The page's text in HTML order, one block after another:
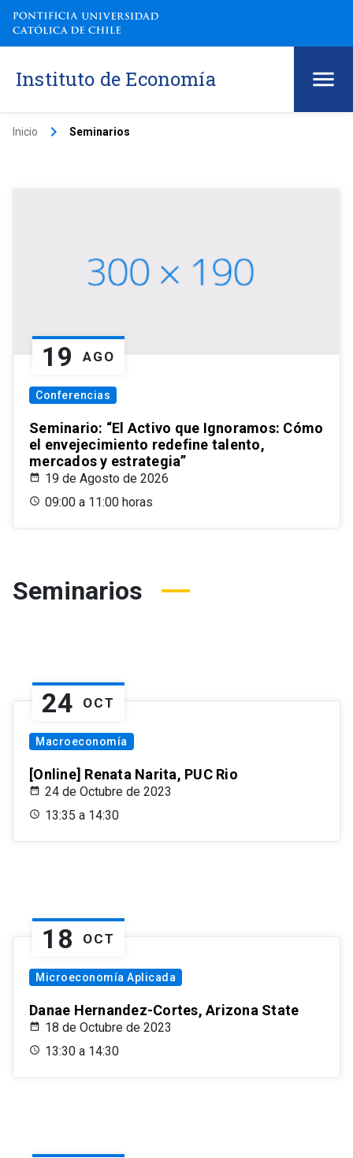
Instituto de Economía
Inicio keyboard_arrow_right Seminarios
19 AGO
Conferencias
Seminario: “El Activo que Ignoramos: Cómo
el envejecimiento redefine talento,
mercados y estrategia”
19 de Agosto de 2026
09:00 a 11:00 horas
Seminarios
24 OCT
Macroeconomía
[Online] Renata Narita, PUC Rio
24 de Octubre de 2023
13:35 a 14:30
18 OCT
Microeconomía Aplicada
Danae Hernandez-Cortes, Arizona State
18 de Octubre de 2023
13:30 a 14:30